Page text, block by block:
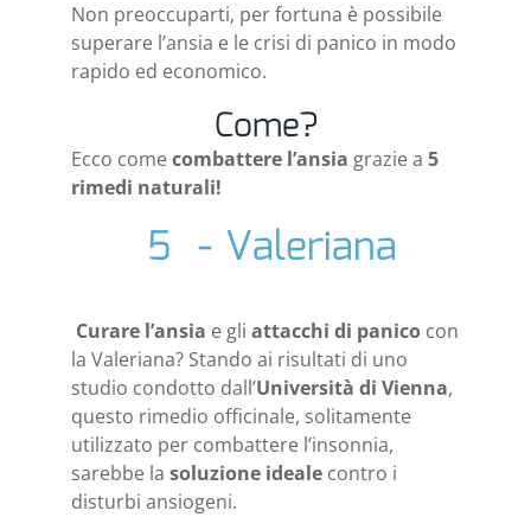
Non preoccuparti, per fortuna è possibile
superare l’ansia e le crisi di panico in modo
rapido ed economico.
Come?
Ecco comecombattere l’ansia grazie a 5
rimedi naturali!
5 - Valeriana
Curare l’ansia e gli attacchi di panico con
la Valeriana? Stando ai risultati di uno
studio condotto dall’Università di Vienna,
questo rimedio officinale, solitamente
utilizzato per combattere l’insonnia,
sarebbe la soluzione ideale contro i
disturbi ansiogeni.